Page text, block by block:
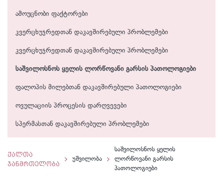
ამოუცნობი ფაქტორები
კვერცხუჯრედთან დაკავშირებული პრობლემები
კვერცხუჯრედთან დაკავშირებული პრობლემები
საშვილოსნოს ყელის ლორწოვანი გარსის პათოლოგიები
ფალოპის მილებთან დაკავშირებული პათოლოგიები
ოვულაციის პროცესის დარღვევები
სპერმასთან დაკავშირებული პრობლემები
ქალთა
ჯანმრთელობა
უშვილობა
საშვილოსნოს ყელის
ლორწოვანი გარსის
პათოლოგიები